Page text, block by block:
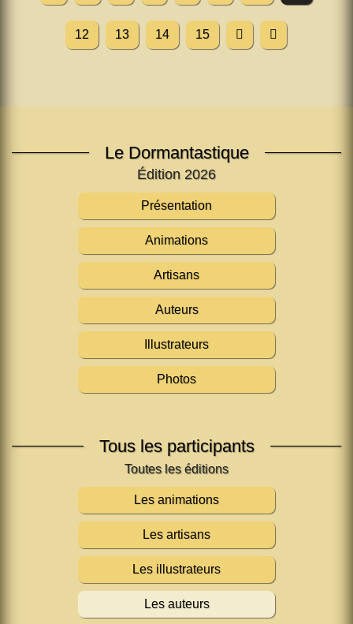
Le Dormantastique
Édition 2026
Présentation
Animations
Artisans
Auteurs
Illustrateurs
Photos
Tous les participants
Les animations
Les artisans
Les illustrateurs
Les auteurs
12 13 14 15